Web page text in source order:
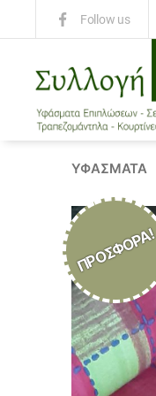
Follow us
ΥΦΆΣΜΑΤΑ
ΠΡΟΣΦΟΡΆ!